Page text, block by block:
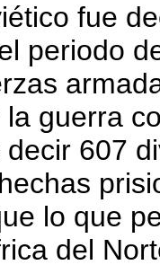
fue
periodo
guerra
607
lo que
del